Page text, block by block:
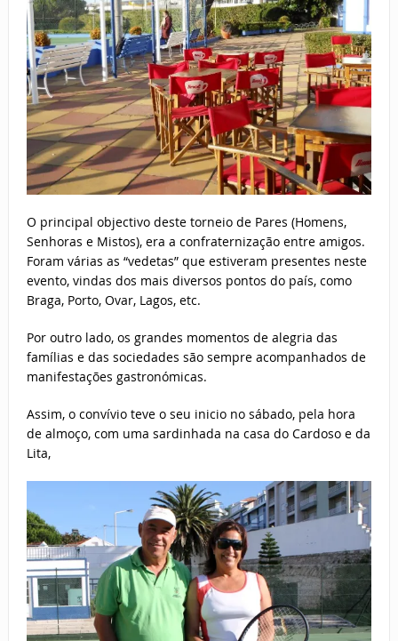
O principal objectivo deste torneio de Pares (Homens,
Senhoras e Mistos), era a confraternização entre amigos.
Foram várias as “vedetas” que estiveram presentes neste
evento, vindas dos mais diversos pontos do país, como
Braga, Porto, Ovar, Lagos, etc.
Por outro lado, os grandes momentos de alegria das
famílias e das sociedades são sempre acompanhados de
manifestações gastronómicas.
Assim, o convívio teve o seu inicio no sábado, pela hora
de almoço, com uma sardinhada na casa do Cardoso e da
Lita,